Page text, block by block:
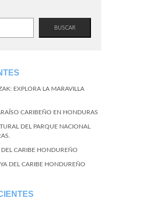
BUSCAR
EXPLORA LA MARAVILLA
CARIBEÑO EN HONDURAS
DEL PARQUE NACIONAL
CARIBE HONDUREÑO
DEL CARIBE HONDUREÑO